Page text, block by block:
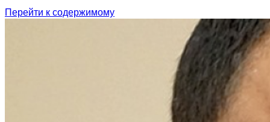
Перейти к содержимому